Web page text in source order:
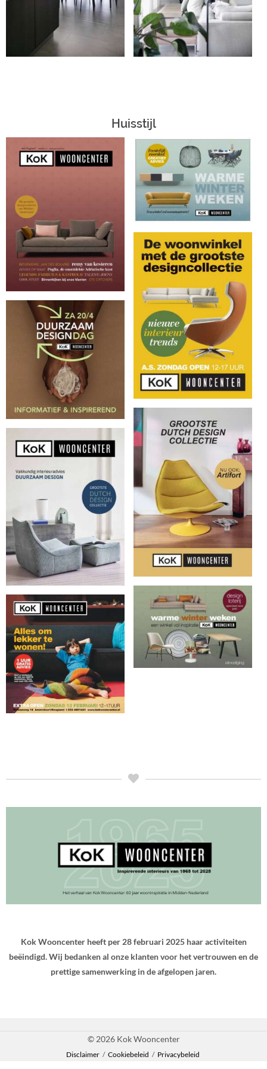
Huisstijl
Kok Wooncenter heeft per 28 februari 2025 haar activiteiten
beëindigd. Wij bedanken al onze klanten voor het vertrouwen en de
prettige samenwerking in de afgelopen jaren.
© 2026 Kok Wooncenter
Disclaimer / Cookiebeleid / Privacybeleid